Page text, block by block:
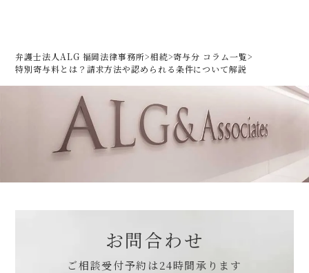
弁護士法人ALG 福岡法律事務所>相続>寄与分 コラム一覧>
特別寄与料とは？請求方法や認められる条件について解説
お問合わせ
ご相談受付予約は24時間承ります